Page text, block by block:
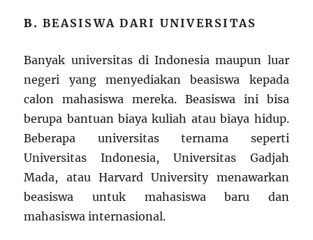
B.BEASISWA DARI UNIVERSITAS
Banyak universitas di Indonesia maupun luar
negeri yang menyediakan beasiswa kepada
calon mahasiswa mereka. Beasiswa ini bisa
berupa bantuan biaya kuliah atau biaya hidup.
Beberapa universitas ternama seperti
Universitas Indonesia, Universitas Gadjah
Mada, atau Harvard University menawarkan
beasiswa untuk mahasiswa baru dan
mahasiswa internasional.